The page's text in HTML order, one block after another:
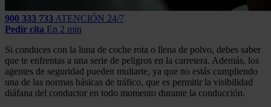
900 333 733 ATENCIÓN 24/7
Pedir cita En 2 min
Si conduces con la luna de coche rota o llena de polvo, debes saber
que te enfrentas a una serie de peligros en la carretera. Además, los
agentes de seguridad pueden multarte, ya que no estás cumpliendo
una de las normas básicas de tráfico, que es permitir la visibilidad
diáfana del conductor en todo momento durante la conducción.